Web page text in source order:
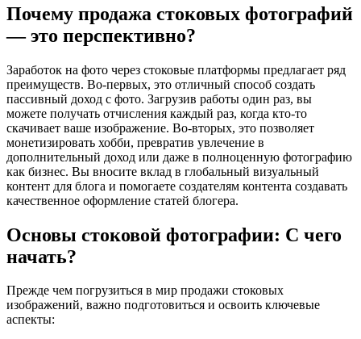
Почему продажа стоковых фотографий
— это перспективно?
Заработок на фото через стоковые платформы предлагает ряд
преимуществ. Во-первых, это отличный способ создать
пассивный доход с фото. Загрузив работы один раз, вы
можете получать отчисления каждый раз, когда кто-то
скачивает ваше изображение. Во-вторых, это позволяет
монетизировать хобби, превратив увлечение в
дополнительный доход или даже в полноценную фотографию
как бизнес. Вы вносите вклад в глобальный визуальный
контент для блога и помогаете создателям контента создавать
качественное оформление статей блогера.
Основы стоковой фотографии: С чего
начать?
Прежде чем погрузиться в мир продажи стоковых
изображений, важно подготовиться и освоить ключевые
аспекты: